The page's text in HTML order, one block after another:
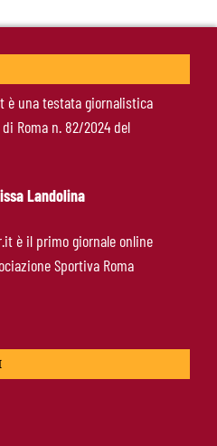
il retroscena: rifiutati 29 milioni e
in lutto, è morto Pietro Mezzaroma:
club insieme a Franco Sensi
è una testata giornalistica
Roma n. 82/2024 del
Landolina
è il primo giornale online
Sportiva Roma